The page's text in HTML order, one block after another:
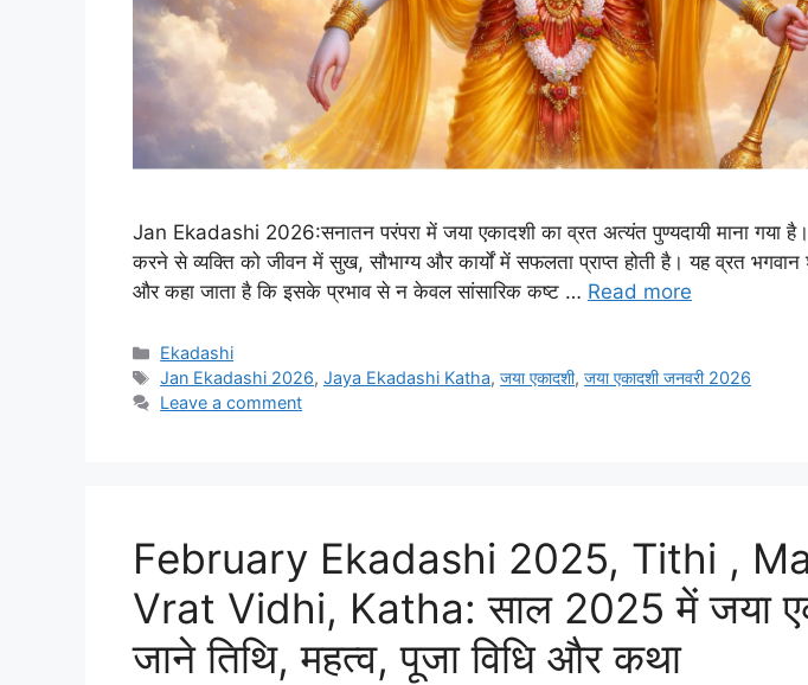
Jan Ekadashi 2026:सनातन परंपरा में जया एकादशी का व्रत अत्यंत पुण्यदायी माना गया
करने से व्यक्ति को जीवन में सुख, सौभाग्य और कार्यों में सफलता प्राप्त होती है। यह व्रत भगवान
और कहा जाता है कि इसके प्रभाव से न केवल सांसारिक कष्ट … Read more
Categories
Ekadashi
Tags
Jan Ekadashi 2026,Jaya Ekadashi Katha,जया एकादशी,जया एकादशी जनवरी 2026
Leave a comment
February Ekadashi 2025, Tithi ,
Vrat Vidhi, Katha: साल 2025 में जया
जाने तिथि, महत्व, पूजा विधि और कथा